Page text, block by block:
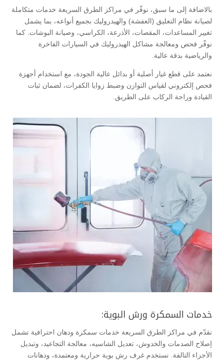
بالاضافة إلى ما سبق، نوفّر في مراكز الطرق السريعة خدمات متكاملة
لصيانة نظام التعليق (العفشة) والهيدروليك بجميع أنواعه، بما يشمل
تغيير المساعدات، المقصات، الأذرعة، الكراسي، وصيانة البوشات. كما
نوفّر فحص ومعالجة مشاكل الهيدروليك في السيارات الفاخرة
والرياضية بدقة عالية.
نعتمد على قطع غيار أصلية أو بدائل عالية الجودة، مع استخدام أجهزة
فحص إلكتروني لقياس التوازن وضبط زوايا الكفرات، لضمان ثبات
القيادة وراحة الركاب على الطريق.
خدمات السمكرة ورش البوية:
نقدّم في مراكز الطرق السريعة خدمات سمكرة ودهان احترافية تشمل
إصلاح الصدمات والخدوش، تعديل الشاسيه، معالجة التجاعيد، وتبديل
الأجزاء التالفة. نستخدم غرف رش بوية حرارية ومعتمدة، ودهانات